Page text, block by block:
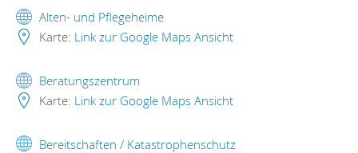
Alten- und Pflegeheime
Karte: Link zur Google Maps Ansicht
Beratungszentrum
Karte: Link zur Google Maps Ansicht
Bereitschaften / Katastrophenschutz